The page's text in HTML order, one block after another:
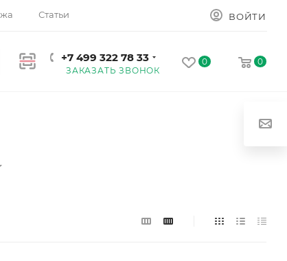
Статьи ВОЙТИ
+7 499 322 78 33
ЗАКАЗАТЬ ЗВОНОК
0 0